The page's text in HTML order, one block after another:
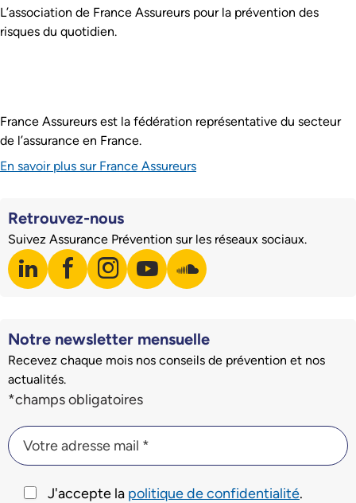
Assurance Prévention est :
L’association de France Assureurs pour la prévention des
risques du quotidien.
France Assureurs est la fédération représentative du secteur
de l’assurance en France.
En savoir plus sur France Assureurs
Retrouvez-nous
Suivez Assurance Prévention sur les réseaux sociaux.
linkedin
Visiter notre page LinkedIn
facebook
Visiter notre page Facebook
instagram
Visiter notre page Instagram
youtube
Visiter notre page Youtube
soundcloud
Visiter notre page
Notre newsletter mensuelle
Recevez chaque mois nos conseils de prévention et nos
actualités.
Champs du formulaire d'inscription à la newsletter
*champs obligatoires
Votre adresse mail *
Votre adresse mail *
J'accepte la politique de confidentialité.